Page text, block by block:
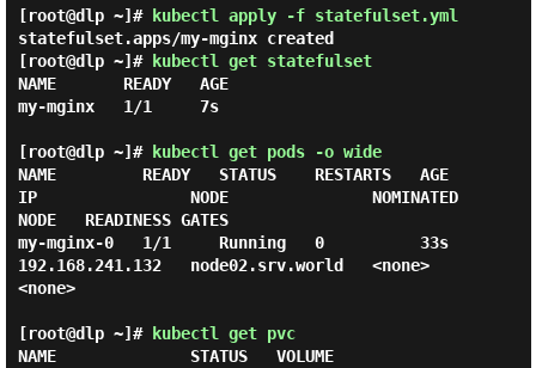
[root@dlp ~]#
kubectl apply -f statefulset.yml
statefulset.apps/my-mginx created
[root@dlp ~]#
kubectl get statefulset
NAME       READY   AGE
my-mginx   1/1     7s
[root@dlp ~]#
kubectl get pods -o wide
NAME         READY   STATUS    RESTARTS   AGE
IP                NODE               NOMINATED
NODE   READINESS GATES
my-mginx-0   1/1     Running   0          33s
192.168.241.132   node02.srv.world   <none>
<none>
[root@dlp ~]#
kubectl get pvc
NAME              STATUS   VOLUME